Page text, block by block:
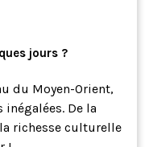
jours ?
du Moyen-Orient,
De la
richesse culturelle